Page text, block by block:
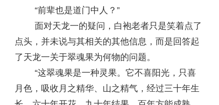
“前辈也是道门中人？”
面对天龙一的疑问，白袍老者只是笑着点了
点头，并未说与其相关的其他信息，而是回答起
了天龙一关于翠魂果为何物的问题。
“这翠魂果是一种灵果。它不喜阳光，只喜
月色，吸收月之精华、山之精气，经过三十年生